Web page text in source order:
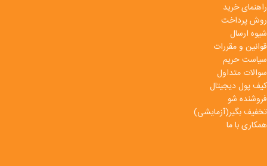
راهنمای خرید
روش پرداخت
شیوه ارسال
قوانین و مقررات
سیاست حریم
سوالات متداول
کیف پول دیجیتال
فروشنده شو
تخفیف بگیر(آزمایشی)
همکاری با ما